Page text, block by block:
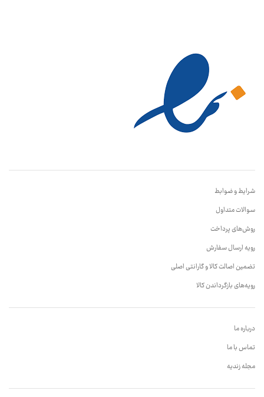
شرایط و ضوابط
سوالات متداول
روش‌های پرداخت
رویه ارسال سفارش
تضمین اصالت کالا و گارانتی اصلی
رویه‌های بازگرداندن کالا
درباره ما
تماس با ما
مجله زندیه